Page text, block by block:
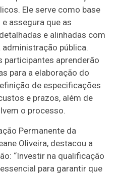
Ele serve como base
assegura que as
e alinhadas com
pública.
participantes aprenderão
para a elaboração do
de especificações
e prazos, além de
o processo.
Permanente da
Oliveira, destacou a
“Investir na qualificação
para garantir que